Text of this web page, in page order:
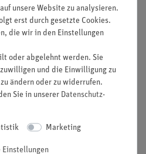
und dadurch
Im zweiten Versuch soll die
ermittelt werden. Duch
ist es auch möglich, die
zu bestimmen.
- All-in-one: Nutzbar für
der optischen Bank
jederzeit möglich und keine
unsere Website zu analysieren.
erst durch gesetzte Cookies.
die wir in den Einstellungen
oder abgelehnt werden. Sie
und die Einwilligung zu
ändern oder zu widerrufen.
Sie in unserer Daten­schutz­
Marketing
Einstellungen